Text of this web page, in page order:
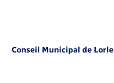
Conseil Municipal de